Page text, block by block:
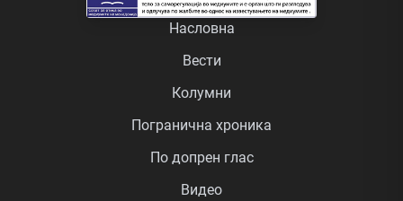
Насловна
Вести
Колумни
Погранична хроника
По допрен глас
Видео